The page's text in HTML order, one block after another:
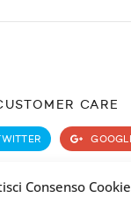
Consenso Cookie
CARE